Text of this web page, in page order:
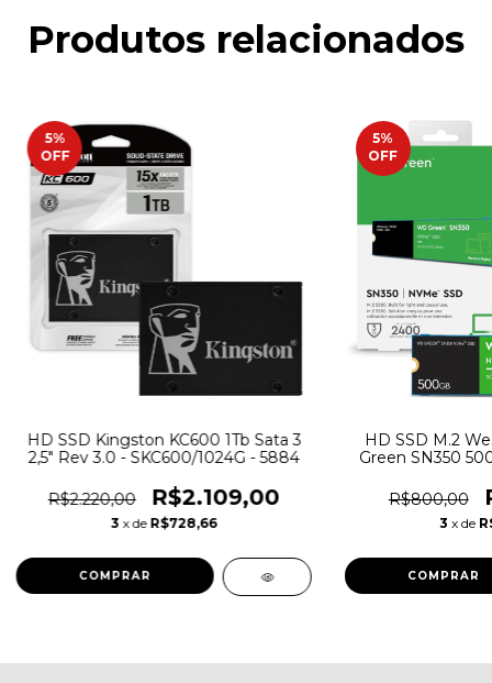
Produtos relacionados
5%
OFF
HD SSD Kingston KC600 1Tb Sata 3
2,5" Rev 3.0 - SKC600/1024G - 5884
R$2.220,00 R$2.109,00
3 x de R$728,66
5%
OFF
HD SSD M.2
Green SN350
R$800,00
3 x de